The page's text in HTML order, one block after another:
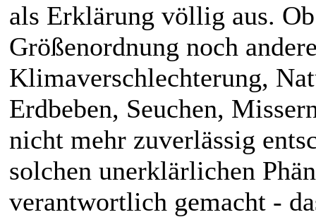
als Erklärung völlig aus.
Größenordnung noch
Klimaverschlechterung,
Erdbeben, Seuchen,
nicht mehr zuverlässig
solchen unerklärlichen
verantwortlich gemacht -